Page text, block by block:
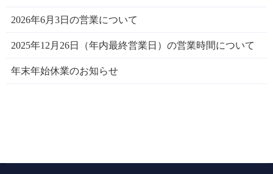
2026年6月3日の営業について
2025年12月26日（年内最終営業日）の営業時間について
年末年始休業のお知らせ